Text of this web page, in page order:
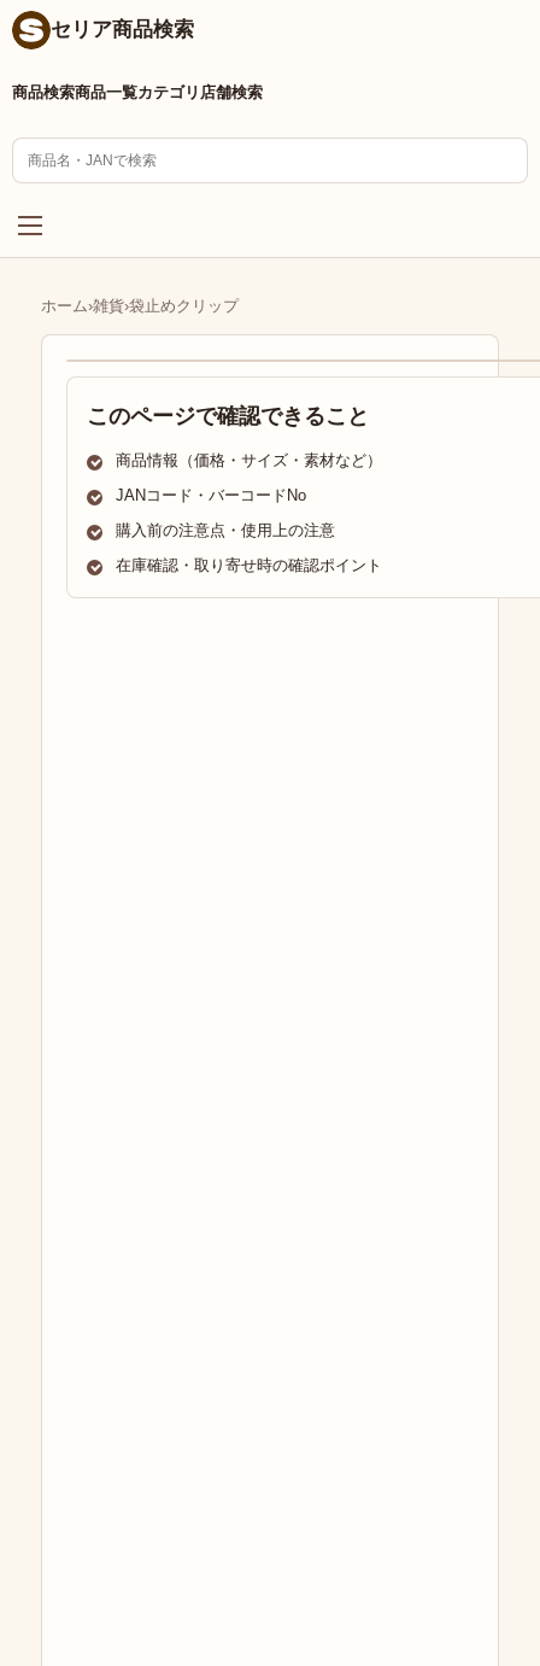
セリア商品検索
商品検索商品一覧カテゴリ 店舗検索
ホーム›雑貨›袋止めクリップ
このページで確認できること
商品情報（価格・サイズ・素材など）
JANコード・バーコードNo
購入前の注意点・使用上の注意
在庫確認・取り寄せ時の確認ポイント